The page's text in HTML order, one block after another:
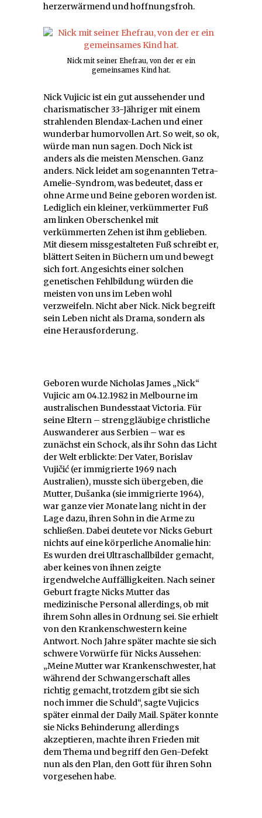
herzerwärmend und hoffnungsfroh.
Nick mit seiner Ehefrau, von der er ein
gemeinsames Kind hat.
Nick Vujicic ist ein gut aussehender und
charismatischer 33-Jähriger mit einem
strahlenden Blendax-Lachen und einer
wunderbar humorvollen Art. So weit, so ok,
würde man nun sagen. Doch Nick ist
anders als die meisten Menschen. Ganz
anders. Nick leidet am sogenannten Tetra-
Amelie-Syndrom, was bedeutet, dass er
ohne Arme und Beine geboren worden ist.
Lediglich ein kleiner, verkümmerter Fuß
am linken Oberschenkel mit
verkümmerten Zehen ist ihm geblieben.
Mit diesem missgestalteten Fuß schreibt er,
blättert Seiten in Büchern um und bewegt
sich fort. Angesichts einer solchen
genetischen Fehlbildung würden die
meisten von uns im Leben wohl
verzweifeln. Nicht aber Nick. Nick begreift
sein Leben nicht als Drama, sondern als
eine Herausforderung.
Geboren wurde Nicholas James „Nick“
Vujicic am 04.12.1982 in Melbourne im
australischen Bundesstaat Victoria. Für
seine Eltern – strenggläubige christliche
Auswanderer aus Serbien – war es
zunächst ein Schock, als ihr Sohn das Licht
der Welt erblickte: Der Vater, Borislav
Vujičić (er immigrierte 1969 nach
Australien), musste sich übergeben, die
Mutter, Dušanka (sie immigrierte 1964),
war ganze vier Monate lang nicht in der
Lage dazu, ihren Sohn in die Arme zu
schließen. Dabei deutete vor Nicks Geburt
nichts auf eine körperliche Anomalie hin:
Es wurden drei Ultraschallbilder gemacht,
aber keines von ihnen zeigte
irgendwelche Auffälligkeiten. Nach seiner
Geburt fragte Nicks Mutter das
medizinische Personal allerdings, ob mit
ihrem Sohn alles in Ordnung sei. Sie erhielt
von den Krankenschwestern keine
Antwort. Noch Jahre später machte sie sich
schwere Vorwürfe für Nicks Aussehen:
„Meine Mutter war Krankenschwester, hat
während der Schwangerschaft alles
richtig gemacht, trotzdem gibt sie sich
noch immer die Schuld“, sagte Vujicics
später einmal der Daily Mail. Später konnte
sie Nicks Behinderung allerdings
akzeptieren, machte ihren Frieden mit
dem Thema und begriff den Gen-Defekt
nun als den Plan, den Gott für ihren Sohn
vorgesehen habe.